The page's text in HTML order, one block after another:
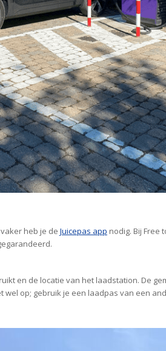
heb je de Juicepas app nodig. Bij Free
en de locatie van het laadstation. De
op; gebruik je een laadpas van een